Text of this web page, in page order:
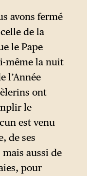
avons fermé
de la
le Pape
même la nuit
l’Année
ont
le
est venu
de ses
aussi de
pour